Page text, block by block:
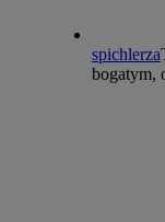
spichlerza
bogatym,